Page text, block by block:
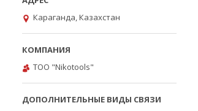
Караганда, Казахстан
ТОО "Nikotools"